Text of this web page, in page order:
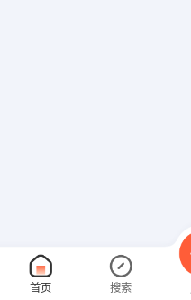
首页 搜索